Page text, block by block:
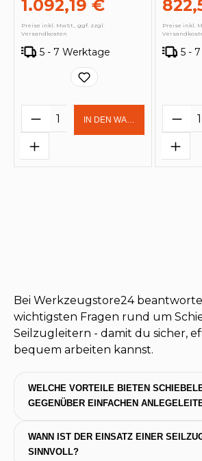
1.092,19 €
Preise inkl. MwSt., ggf. zzgl.
Versandkosten
5 - 7 Werktage
Produkt Anzahl: Gib
IN DEN WARENKORB
Preise inkl.
5 -
Bei Werkzeugstore24
wichtigsten Fragen rund um
Seilzugleitern - damit du sicher,
bequem arbeiten kannst.
WELCHE VORTEILE BIETEN
GEGENÜBER EINFACHEN
WANN IST DER EINSATZ EINER
SINNVOLL?